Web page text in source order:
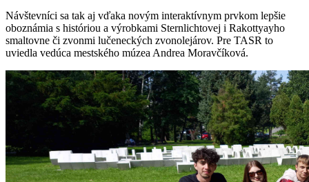
Návštevníci sa tak aj vďaka novým interaktívnym prvkom lepšie
oboznámia s históriou a výrobkami Sternlichtovej i Rakottyayho
smaltovne či zvonmi lučeneckých zvonolejárov. Pre TASR to
uviedla vedúca mestského múzea Andrea Moravčíková.